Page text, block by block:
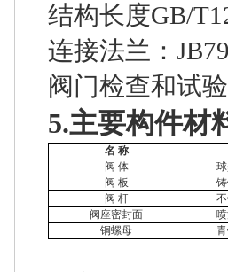
结构长度GB/
连接法兰：
阀门检查和试
5.主要构件材
名 称
阀 体
阀 板
阀 杆
阀座密封面
铜螺母